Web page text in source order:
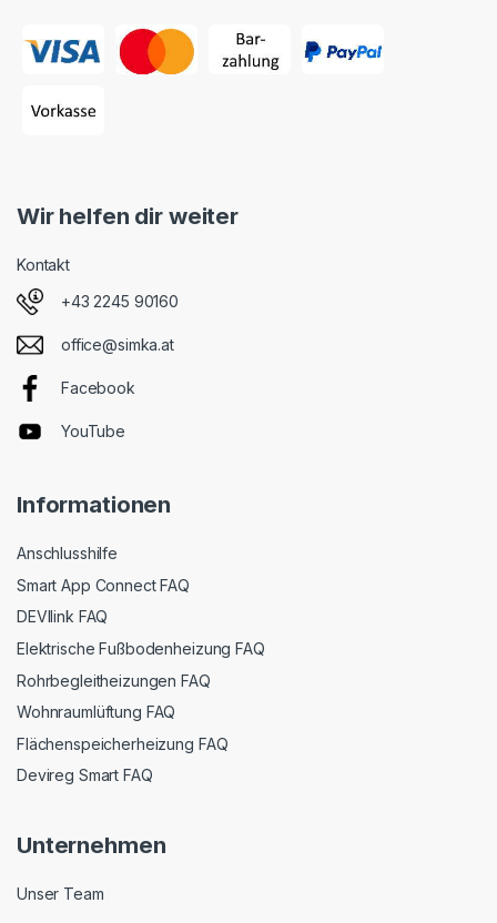
Wir helfen dir weiter
Kontakt
+43 2245 90160
office@simka.at
Facebook
YouTube
Informationen
Anschlusshilfe
Smart App Connect FAQ
DEVIlink FAQ
Elektrische Fußbodenheizung FAQ
Rohrbegleitheizungen FAQ
Wohnraumlüftung FAQ
Flächenspeicherheizung FAQ
Devireg Smart FAQ
Unternehmen
Unser Team